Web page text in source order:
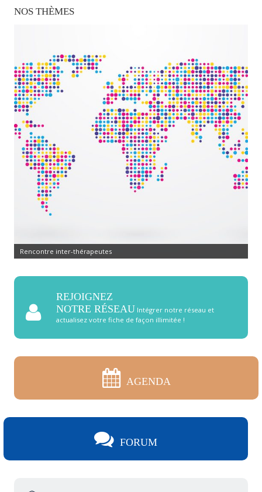
NOS THÈMES
Rencontre inter-thérapeutes
REJOIGNEZ
NOTRE RÉSEAU Intégrer notre réseau et
actualisez votre fiche de façon illimitée !
AGENDA
FORUM